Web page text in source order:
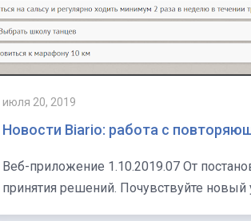
июля 20, 2019
Новости Biario: работа с
Веб-приложение 1.10.2019.07 От постановки целей и планирования до анализа результатов и
принятия решений. Почувствуйте